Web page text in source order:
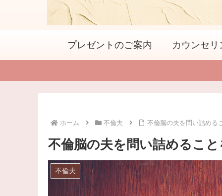
プレゼントのご案内 カウンセリ
ホーム 不倫夫 不倫脳の夫を問い詰める
不倫脳の夫を問い詰めるこ
不倫夫